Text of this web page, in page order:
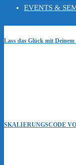
EVENTS &
Lass das Glück mit
SKALIERUNGSCODE